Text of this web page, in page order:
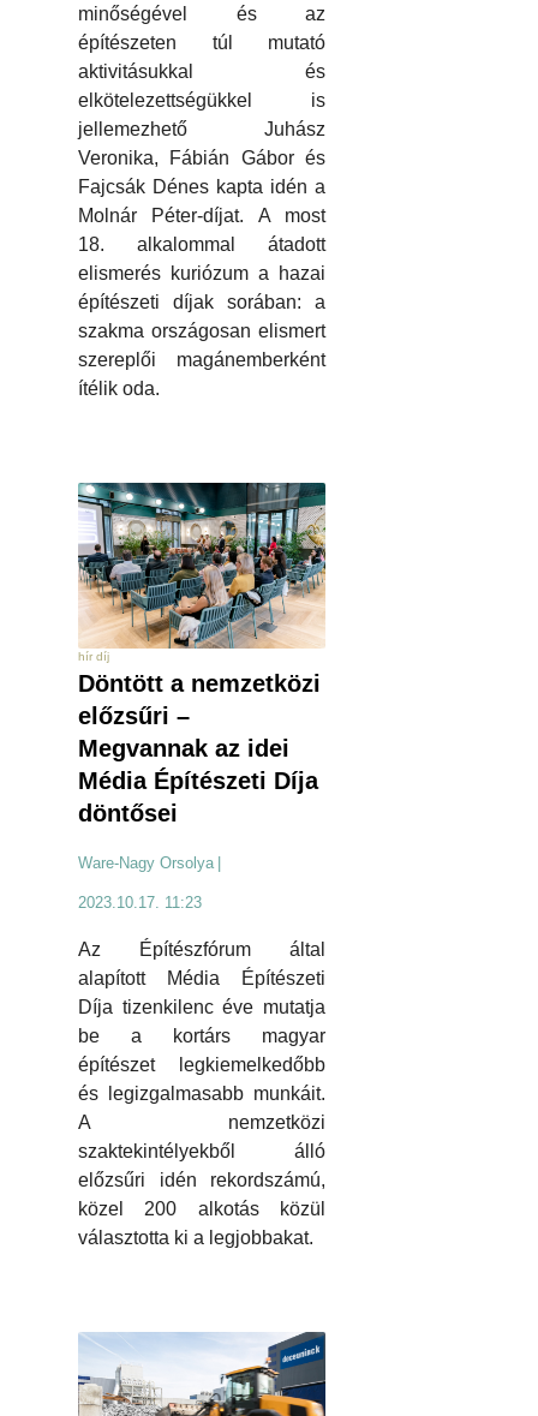
minőségével és az
építészeten túl mutató
aktivitásukkal és
elkötelezettségükkel is
jellemezhető Juhász
Veronika, Fábián Gábor és
Fajcsák Dénes kapta idén a
Molnár Péter-díjat. A most
18. alkalommal átadott
elismerés kuriózum a hazai
építészeti díjak sorában: a
szakma országosan elismert
szereplői magánemberként
ítélik oda.
hír díj
Döntött a nemzetközi
előzsűri –
Megvannak az idei
Média Építészeti Díja
döntősei
Ware-Nagy Orsolya |
2023.10.17. 11:23
Az Építészfórum által
alapított Média Építészeti
Díja tizenkilenc éve mutatja
be a kortárs magyar
építészet legkiemelkedőbb
és legizgalmasabb munkáit.
A nemzetközi
szaktekintélyekből álló
előzsűri idén rekordszámú,
közel 200 alkotás közül
választotta ki a legjobbakat.